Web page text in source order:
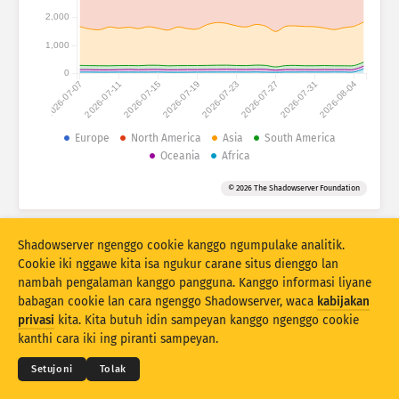
Pitulung
Set data
Tumpang tindih
Anyari Reset
Undhuh minangka PNG
2026-07-072026-07-112026-07-152026-07-192026-07-232026-07-272026-07-312026-08-04
0
1,000
2,000
Europe North America Asia
South America
Oceania
Africa
© 2026 The Shadowserver Foundation
© 2026THE SHADOWSERVER FOUNDATION
Sarat & Katentuan
Kontak Kita Kredit
Shadowserver ngenggo cookie kanggo ngumpulake analitik.
Cookie iki nggawe kita isa ngukur carane situs dienggo lan
nambah pengalaman kanggo pangguna. Kanggo informasi liyane
babagan cookie lan cara ngenggo Shadowserver, waca kabijakan
privasi kita. Kita butuh idin sampeyan kanggo ngenggo cookie
kanthi cara iki ing piranti sampeyan.
Setujoni Tolak